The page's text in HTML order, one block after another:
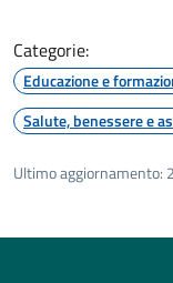
Categorie:
Educazione e
Salute, benessere e
Ultimo aggiornamento: